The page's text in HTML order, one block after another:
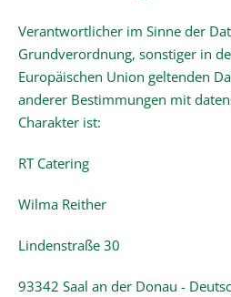
Verantwortlicher im Sinne der
Grundverordnung, sonstiger in
Europäischen Union geltenden
anderer Bestimmungen mit
Charakter ist:
RT Catering
Wilma Reither
Lindenstraße 30
93342 Saal an der Donau -